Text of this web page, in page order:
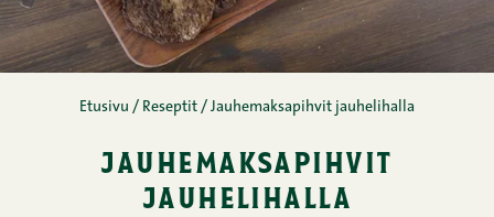
Etusivu / Reseptit / Jauhemaksapihvit jauhelihalla
jauhemaksapihvit
jauhelihalla